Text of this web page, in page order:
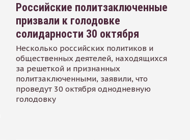
Российские политзаключенные
призвали к голодовке
солидарности 30 октября
Несколько российских политиков и
общественных деятелей, находящихся
за решеткой и признанных
политзаключенными, заявили, что
проведут 30 октября однодневную
голодовку